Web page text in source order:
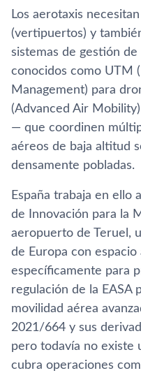
Los aerotaxis
(vertipuertos) y
sistemas de gestión
conocidos como UTM
Management) para
(Advanced Air
— que coordinen
aéreos de baja altitud
densamente pobladas.
España trabaja en ello
de Innovación para la
aeropuerto de Teruel,
de Europa con
específicamente para
regulación de la EASA
movilidad aérea
2021/664 y sus
pero todavía no existe
cubra operaciones